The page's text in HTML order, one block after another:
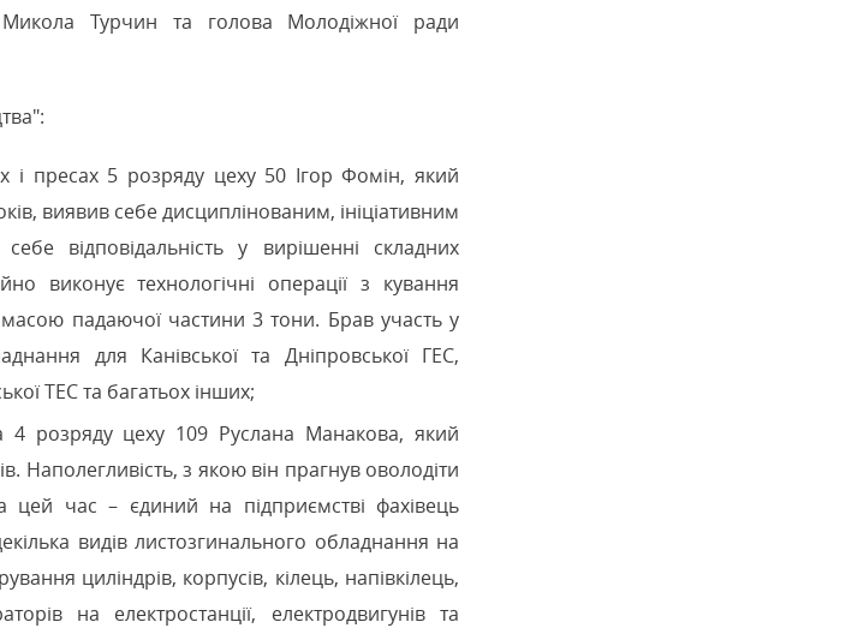
Микола Турчин та голова Молодіжної ради
пресах 5 розряду цеху 50 Ігор Фомін, який
виявив себе дисциплінованим, ініціативним
відповідальність у вирішенні складних
виконує технологічні операції з кування
падаючої частини 3 тони. Брав участь у
для Канівської та Дніпровської ГЕС,
ТЕС та багатьох інших;
4 розряду цеху 109 Руслана Манакова, який
Наполегливість, з якою він прагнув оволодіти
цей час – єдиний на підприємстві фахівець
видів листозгинального обладнання на
циліндрів, корпусів, кілець, напівкілець,
на електростанції, електродвигунів та